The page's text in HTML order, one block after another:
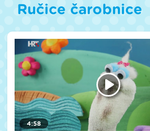
Ručice čarobnice
4:58